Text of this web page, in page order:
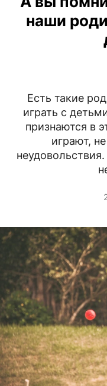
наши
Есть такие
играть с
признаются в
играют,